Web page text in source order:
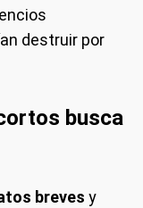
destruir por
busca
breves y